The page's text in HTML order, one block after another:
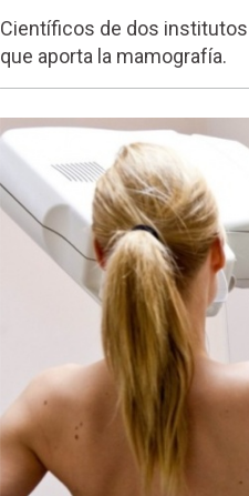
Científicos de dos institutos
que aporta la mamografía.